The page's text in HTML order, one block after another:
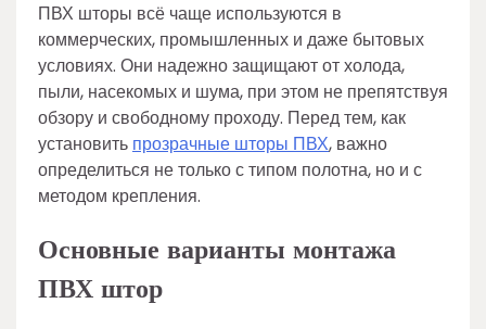
ПВХ шторы всё чаще используются в
коммерческих, промышленных и даже бытовых
условиях. Они надежно защищают от холода,
пыли, насекомых и шума, при этом не препятствуя
обзору и свободному проходу. Перед тем, как
установить прозрачные шторы ПВХ, важно
определиться не только с типом полотна, но и с
методом крепления.
Основные варианты монтажа
ПВХ штор